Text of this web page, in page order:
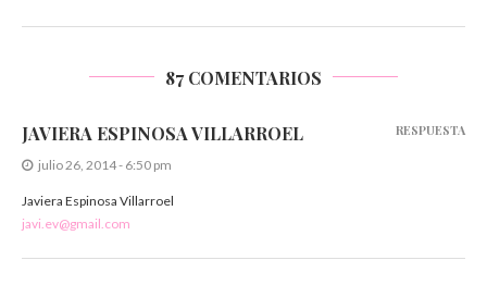
87 COMENTARIOS
JAVIERA ESPINOSA VILLARROEL
julio 26, 2014 - 6:50 pm
Javiera Espinosa Villarroel
javi.ev@gmail.com
RESPUESTA